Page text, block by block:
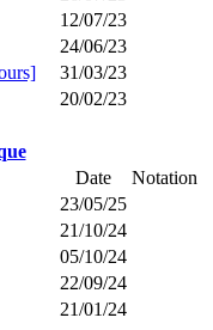
12/07/23
24/06/23
31/03/23
20/02/23
Date
Notation
23/05/25
21/10/24
05/10/24
22/09/24
21/01/24